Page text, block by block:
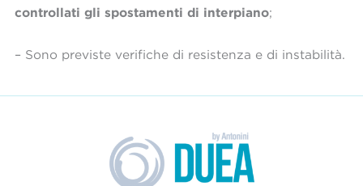
controllati gli spostamenti di interpiano;
– Sono previste verifiche di resistenza e di instabilità.